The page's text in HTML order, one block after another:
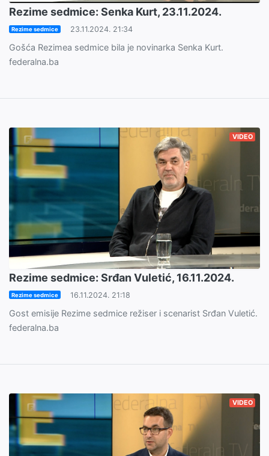
Rezime sedmice: Senka Kurt, 23.11.2024.
Rezime sedmice 23.11.2024. 21:34
Gošća Rezimea sedmice bila je novinarka Senka Kurt.
federalna.ba
VIDEO
Rezime sedmice: Srđan Vuletić, 16.11.2024.
Rezime sedmice 16.11.2024. 21:18
Gost emisije Rezime sedmice režiser i scenarist Srđan Vuletić.
federalna.ba
VIDEO